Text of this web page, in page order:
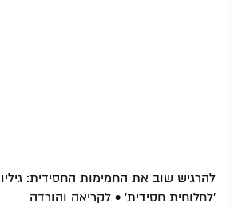
'לחלוחית חסידית' • לקריאה והורדה